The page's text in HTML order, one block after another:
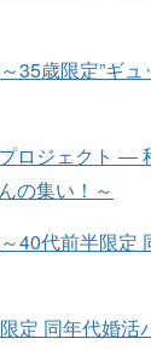
35歳限定”ギ
ロジェクト ―
の集い！～
40代前半限定
定 同年代婚活